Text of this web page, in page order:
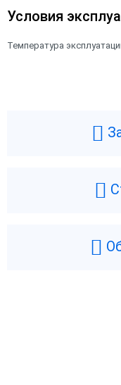
Условия
Температура